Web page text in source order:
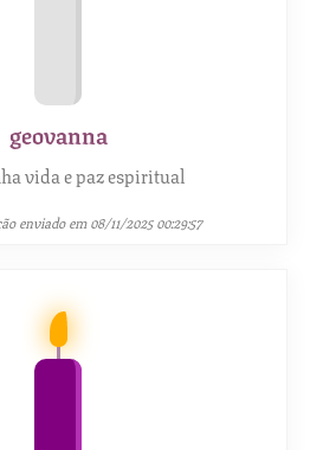
geovanna
vida e paz espiritual
enviado em 08/11/2025 00:29:57